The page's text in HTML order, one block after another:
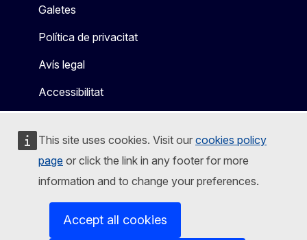
This site uses cookies. Visit our cookies policy
page or click the link in any footer for more
information and to change your preferences.
Accept all cookies
Galetes
Política de privacitat
Avís legal
Accessibilitat